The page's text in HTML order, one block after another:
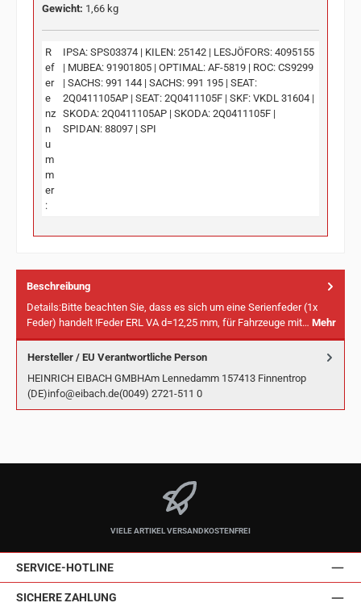
Gewicht: 1,66 kg
R
ef
er
e
nz
n
u
m
m
er
:
IPSA: SPS03374 | KILEN: 25142 | LESJÖFORS: 4095155
| MUBEA: 91901805 | OPTIMAL: AF-5819 | ROC: CS9299
| SACHS: 991 144 | SACHS: 991 195 | SEAT:
2Q0411105AP | SEAT: 2Q0411105F | SKF: VKDL 31604 |
SKODA: 2Q0411105AP | SKODA: 2Q0411105F |
SPIDAN: 88097 | SPI
Beschreibung
Details:Bitte beachten Sie, dass es sich um eine Serienfeder (1x
Feder) handelt !Feder ERL VA d=12,25 mm, für Fahrzeuge mit… Mehr
Hersteller / EU Verantwortliche Person
HEINRICH EIBACH GMBHAm Lennedamm 157413 Finnentrop
(DE)info@eibach.de(0049) 2721-511 0
VIELE ARTIKEL VERSANDKOSTENFREI
SERVICE-HOTLINE
SICHERE ZAHLUNG